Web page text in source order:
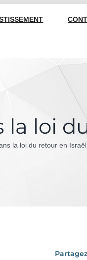
loi
la loi du retour en Israël